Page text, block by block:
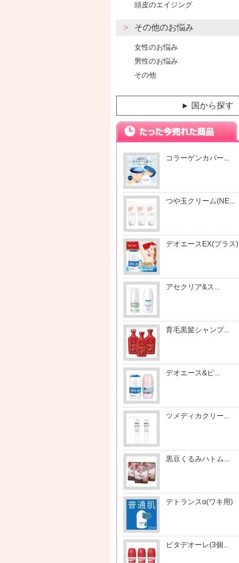
頭皮のエイジング
その他のお悩み
女性のお悩み
男性のお悩み
その他
▼ 国から探す
コラーゲンカバー...
つや玉クリーム(NE...
デオエースEX(プラス)
アセクリア&ス...
育毛黒髪シャンプ...
デオエース&ピ...
ツメディカクリー...
黒豆くるみハトム...
デトランスα(ワキ用)
ピタデオーレ(3個...